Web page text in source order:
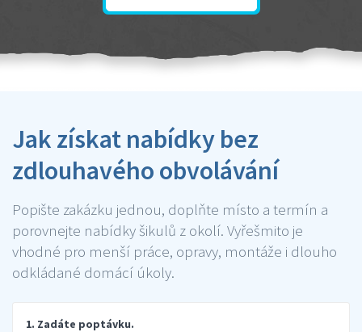
Jak získat nabídky bez
zdlouhavého obvolávání
Popište zakázku jednou, doplňte místo a termín a
porovnejte nabídky šikulů z okolí. Vyřešmito je
vhodné pro menší práce, opravy, montáže i dlouho
odkládané domácí úkoly.
1. Zadáte poptávku.